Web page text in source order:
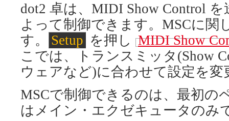
dot2 卓は、MIDI Show Control
よって制御できます。MSCに関
す。
Setup を押し MIDI Show
こでは、トランスミッタ(Show
ウェアなど)に合わせて設定を変
MSCで制御できるのは、最初の
はメイン・エクゼキュータのみ